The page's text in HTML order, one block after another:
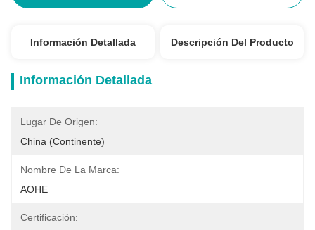
Información Detallada Descripción Del Producto
Información Detallada
Lugar De Origen:
China (continente)
Nombre De La Marca:
AOHE
Certificación: